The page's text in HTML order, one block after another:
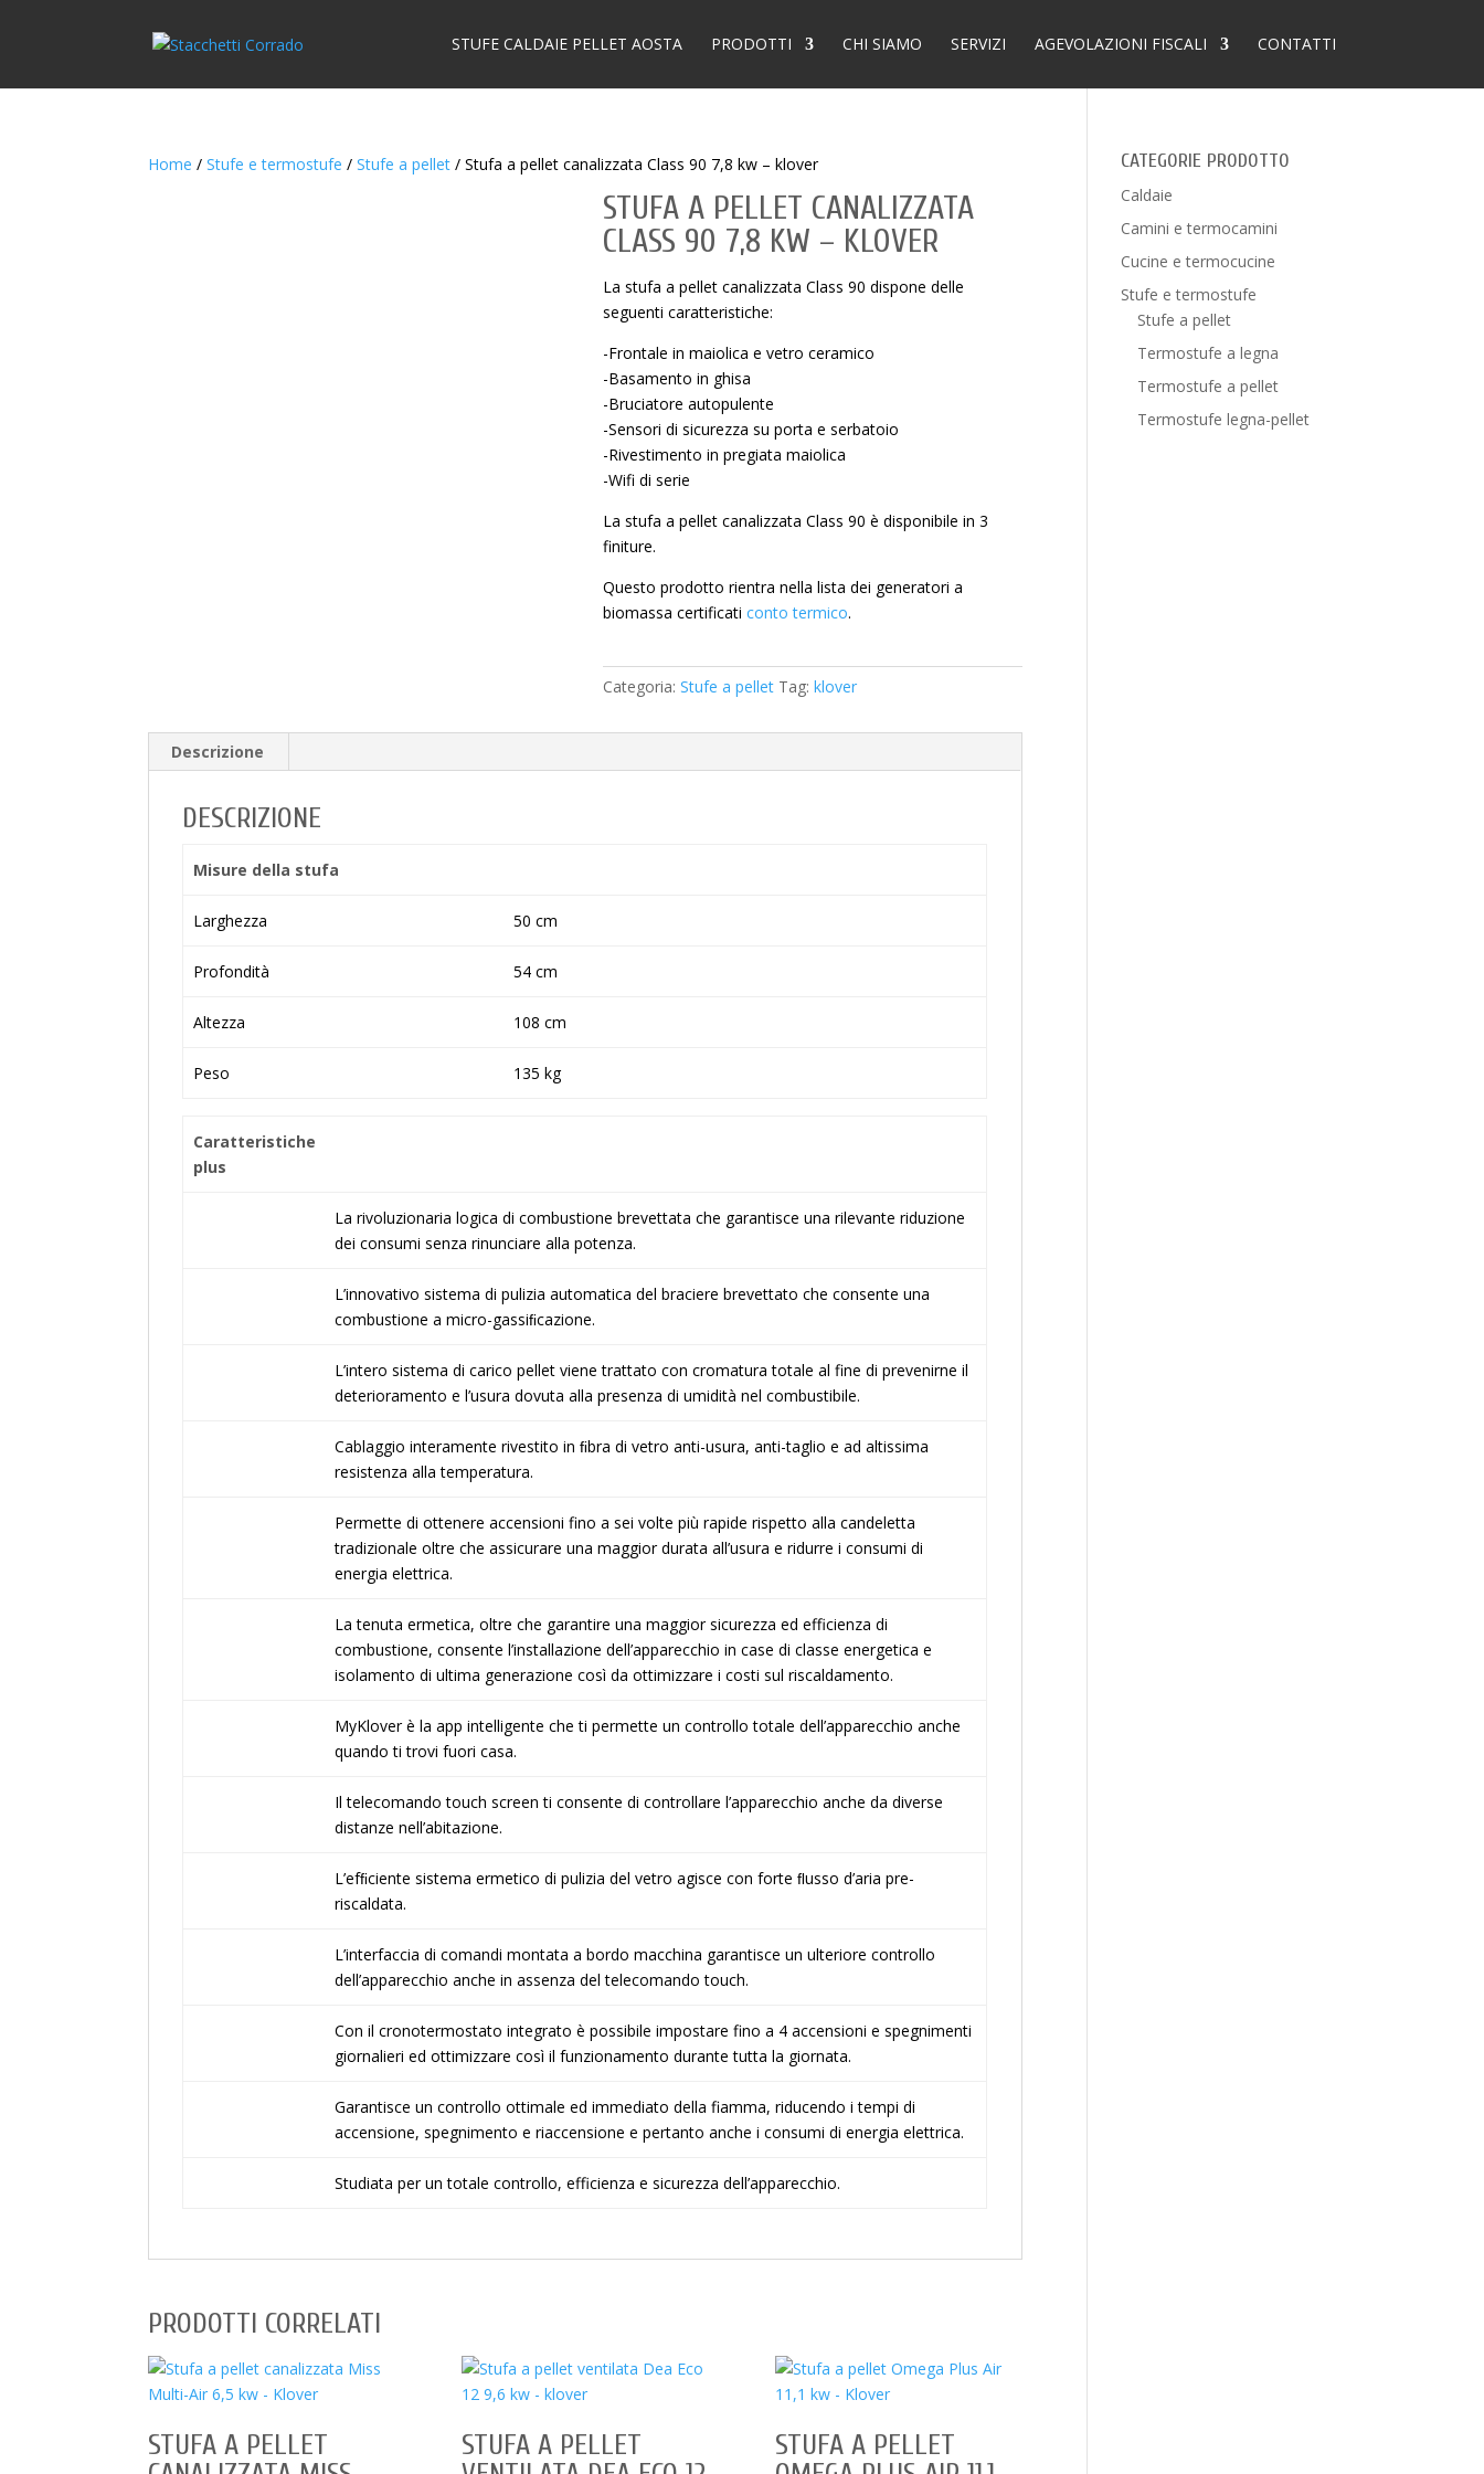
STUFE CALDAIE PELLET AOSTA PRODOTTI CHI SIAMO SERVIZI AGEVOLAZIONI FISCALI CONTATTI
Home /Stufe e termostufe /Stufe a pellet / Stufa a pellet canalizzata Class 90 7,8 kw – klover
STUFA A PELLET CANALIZZATA
CLASS 90 7,8 KW – KLOVER
La stufa a pellet canalizzata Class 90 dispone delle
seguenti caratteristiche:
-Frontale in maiolica e vetro ceramico
-Basamento in ghisa
-Bruciatore autopulente
-Sensori di sicurezza su porta e serbatoio
-Rivestimento in pregiata maiolica
-Wifi di serie
La stufa a pellet canalizzata Class 90 è disponibile in 3
finiture.
Questo prodotto rientra nella lista dei generatori a
biomassa certificaticonto termico.
Categoria:Stufe a pellet Tag:klover
Descrizione
DESCRIZIONE
Misure della stufa
Larghezza 50 cm
Profondità 54 cm
Altezza 108 cm
Peso 135 kg
Caratteristiche
plus
La rivoluzionaria logica di combustione brevettata che garantisce una rilevante riduzione
dei consumi senza rinunciare alla potenza.
L’innovativo sistema di pulizia automatica del braciere brevettato che consente una
combustione a micro-gassiﬁcazione.
L’intero sistema di carico pellet viene trattato con cromatura totale al fine di prevenirne il
deterioramento e l’usura dovuta alla presenza di umidità nel combustibile.
Cablaggio interamente rivestito in ﬁbra di vetro anti-usura, anti-taglio e ad altissima
resistenza alla temperatura.
Permette di ottenere accensioni fino a sei volte più rapide rispetto alla candeletta
tradizionale oltre che assicurare una maggior durata all’usura e ridurre i consumi di
energia elettrica.
La tenuta ermetica, oltre che garantire una maggior sicurezza ed efficienza di
combustione, consente l’installazione dell’apparecchio in case di classe energetica e
isolamento di ultima generazione così da ottimizzare i costi sul riscaldamento.
MyKlover è la app intelligente che ti permette un controllo totale dell’apparecchio anche
quando ti trovi fuori casa.
Il telecomando touch screen ti consente di controllare l’apparecchio anche da diverse
distanze nell’abitazione.
L’efﬁciente sistema ermetico di pulizia del vetro agisce con forte ﬂusso d’aria pre-
riscaldata.
L’interfaccia di comandi montata a bordo macchina garantisce un ulteriore controllo
dell’apparecchio anche in assenza del telecomando touch.
Con il cronotermostato integrato è possibile impostare fino a 4 accensioni e spegnimenti
giornalieri ed ottimizzare così il funzionamento durante tutta la giornata.
Garantisce un controllo ottimale ed immediato della fiamma, riducendo i tempi di
accensione, spegnimento e riaccensione e pertanto anche i consumi di energia elettrica.
Studiata per un totale controllo, efficienza e sicurezza dell’apparecchio.
PRODOTTI CORRELATI
STUFA A PELLET
STUFA A PELLET
STUFA A PELLET
CATEGORIE PRODOTTO
Caldaie
Camini e termocamini
Cucine e termocucine
Stufe e termostufe
Stufe a pellet
Termostufe a legna
Termostufe a pellet
Termostufe legna-pellet